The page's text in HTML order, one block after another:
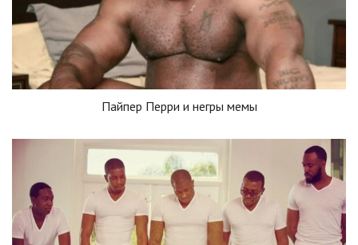
Пайпер Перри и негры мемы